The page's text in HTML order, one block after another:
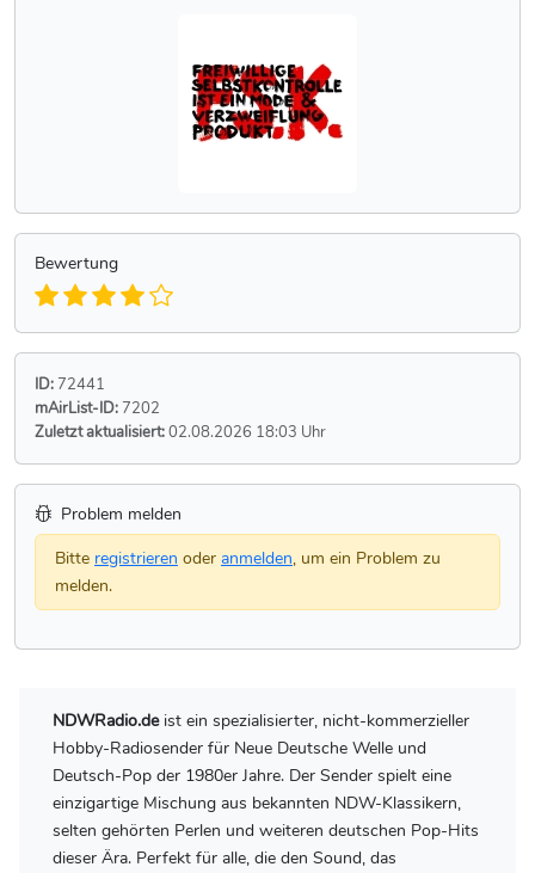
Bewertung
ID: 72441
mAirList-ID: 7202
Zuletzt aktualisiert:02.08.2026 18:03 Uhr
Problem melden
Bitte registrieren oder anmelden, um ein Problem zu
melden.
NDWRadio.deist ein spezialisierter, nicht-kommerzieller
Hobby-Radiosender für Neue Deutsche Welle und
Deutsch-Pop der 1980er Jahre. Der Sender spielt eine
einzigartige Mischung aus bekannten NDW-Klassikern,
selten gehörten Perlen und weiteren deutschen Pop-Hits
dieser Ära. Perfekt für alle, die den Sound, das